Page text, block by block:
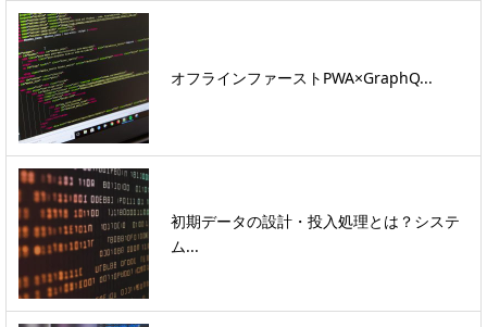
オフラインファーストPWA×GraphQ...
初期データの設計・投入処理とは？システ
ム...